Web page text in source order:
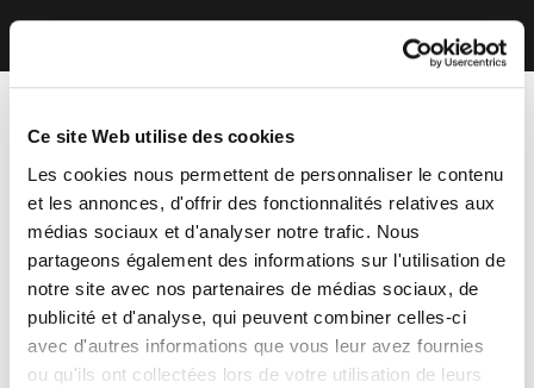
Ce site Web utilise des cookies
Les cookies nous permettent de personnaliser le contenu
et les annonces, d'offrir des fonctionnalités relatives aux
médias sociaux et d'analyser notre trafic. Nous
partageons également des informations sur l'utilisation de
notre site avec nos partenaires de médias sociaux, de
publicité et d'analyse, qui peuvent combiner celles-ci
avec d'autres informations que vous leur avez fournies
ou qu'ils ont collectées lors de votre utilisation de leurs